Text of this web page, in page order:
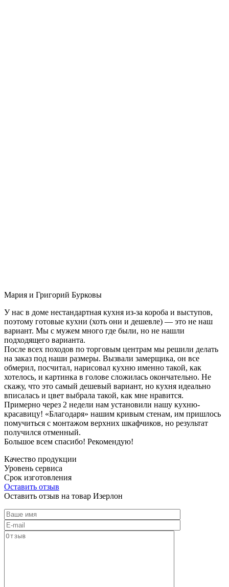
Мария и Григорий Бурковы
У нас в доме нестандартная кухня из-за короба и выступов,
поэтому готовые кухни (хоть они и дешевле) — это не наш
вариант. Мы с мужем много где были, но не нашли
подходящего варианта.
После всех походов по торговым центрам мы решили делать
на заказ под наши размеры. Вызвали замерщика, он все
обмерил, посчитал, нарисовал кухню именно такой, как
хотелось, и картинка в голове сложилась окончательно. Не
скажу, что это самый дешевый вариант, но кухня идеально
вписалась и цвет выбрала такой, как мне нравится.
Примерно через 2 недели нам установили нашу кухню-
красавицу! «Благодаря» нашим кривым стенам, им пришлось
помучиться с монтажом верхних шкафчиков, но результат
получился отменный.
Большое всем спасибо! Рекомендую!
Качество продукции
Уровень сервиса
Срок изготовления
Оставить отзыв
Оставить отзыв на товар Изерлон